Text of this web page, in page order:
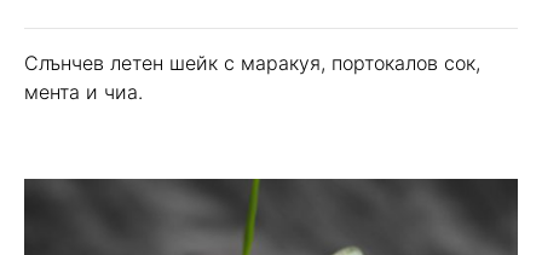
Слънчев летен шейк с маракуя, портокалов сок,
мента и чиа.